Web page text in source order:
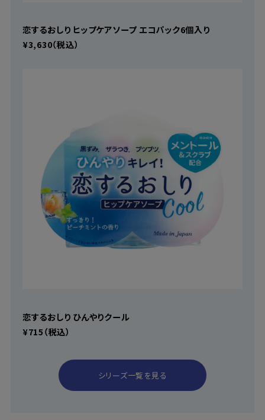
恋するおしり ヒップケアソープ エコパック6個入り
¥3,630（税込）
恋するおしり ひんやりクール
¥715（税込）
シリーズ一覧を見る